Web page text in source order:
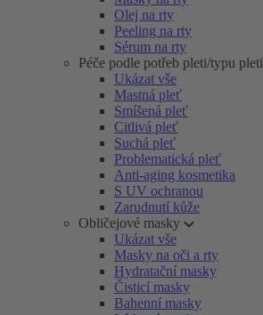
Olej na rty
Peeling na rty
Sérum na rty
Péče podle potřeb pleti/typu pleti
Ukázat vše
Mastná pleť
Smíšená pleť
Citlivá pleť
Suchá pleť
Problematická pleť
Anti-aging kosmetika
S UV ochranou
Zarudnutí kůže
Obličejové masky
Ukázat vše
Masky na oči a rty
Hydratační masky
Čisticí masky
Bahenní masky